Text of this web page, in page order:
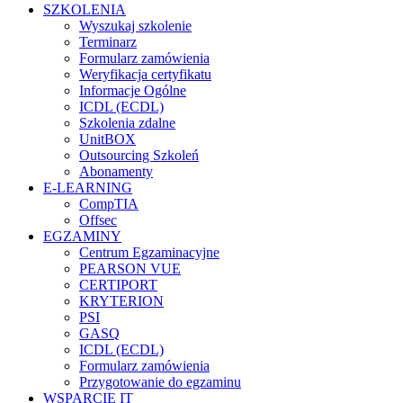
SZKOLENIA
Wyszukaj szkolenie
Terminarz
Formularz zamówienia
Weryfikacja certyfikatu
Informacje Ogólne
ICDL (ECDL)
Szkolenia zdalne
UnitBOX
Outsourcing Szkoleń
Abonamenty
E-LEARNING
CompTIA
Offsec
EGZAMINY
Centrum Egzaminacyjne
PEARSON VUE
CERTIPORT
KRYTERION
PSI
GASQ
ICDL (ECDL)
Formularz zamówienia
Przygotowanie do egzaminu
WSPARCIE IT